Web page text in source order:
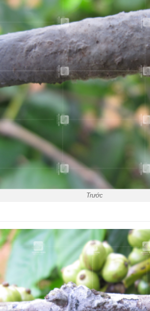
Trước